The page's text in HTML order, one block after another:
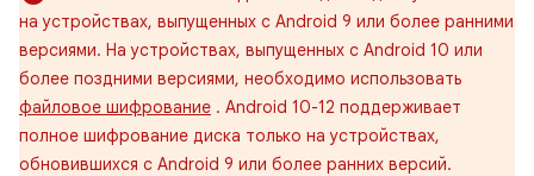
на устройствах, выпущенных с Android 9 или более ранними
версиями. На устройствах, выпущенных с Android 10 или
более поздними версиями, необходимо использовать
файловое шифрование . Android 10-12 поддерживает
полное шифрование диска только на устройствах,
обновившихся с Android 9 или более ранних версий.